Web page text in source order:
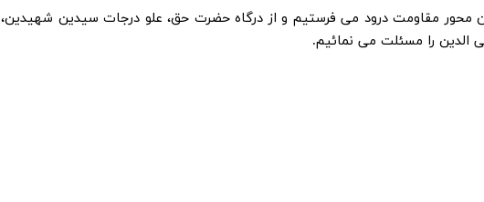
محور مقاومت درود می فرستیم و از درگاه حضرت حق، علو درجات سیدین شهیدین،
را مسئلت می نمائیم.